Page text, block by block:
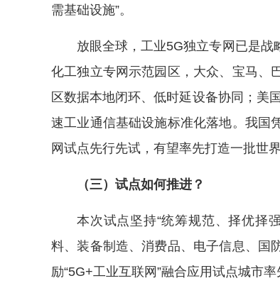
需基础设施”。
放眼全球，工业5G独立专网已是战
化工独立专网示范园区，大众、宝马、
区数据本地闭环、低时延设备协同；美
速工业通信基础设施标准化落地。我国
网试点先行先试，有望率先打造一批世
（三）试点如何推进？
本次试点坚持“统筹规范、择优择
料、装备制造、消费品、电子信息、国
励“5G+工业互联网”融合应用试点城市